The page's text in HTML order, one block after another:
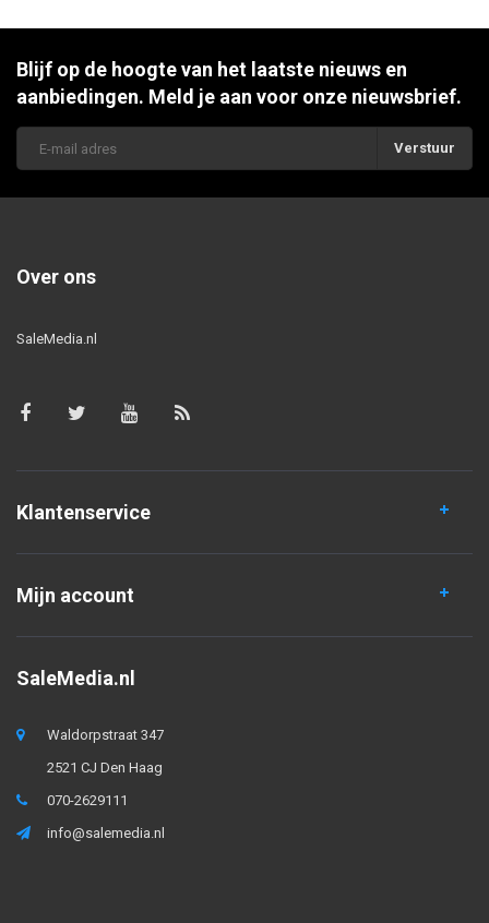
Blijf op de hoogte van het laatste nieuws en
aanbiedingen. Meld je aan voor onze nieuwsbrief.
Verstuur
Over ons
SaleMedia.nl
Klantenservice
Mijn account
SaleMedia.nl
Waldorpstraat 347
2521 CJ Den Haag
070-2629111
info@salemedia.nl